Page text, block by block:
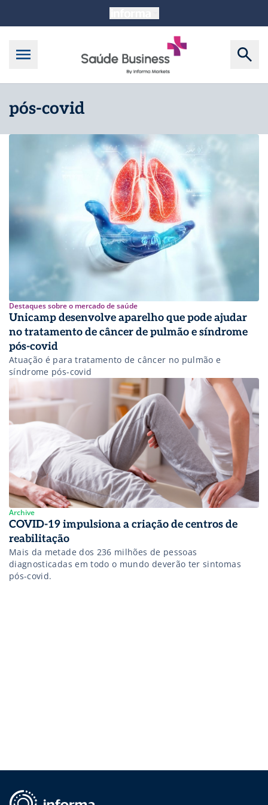
pós-covid
Destaques sobre o mercado de saúde
Unicamp desenvolve aparelho que pode ajudar
no tratamento de câncer de pulmão e síndrome
pós-covid
Atuação é para tratamento de câncer no pulmão e
síndrome pós-covid
Archive
COVID-19 impulsiona a criação de centros de
reabilitação
Mais da metade dos 236 milhões de pessoas
diagnosticadas em todo o mundo deverão ter sintomas
pós-covid.